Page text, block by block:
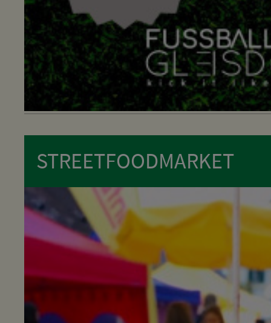
STREETFOODMARKET